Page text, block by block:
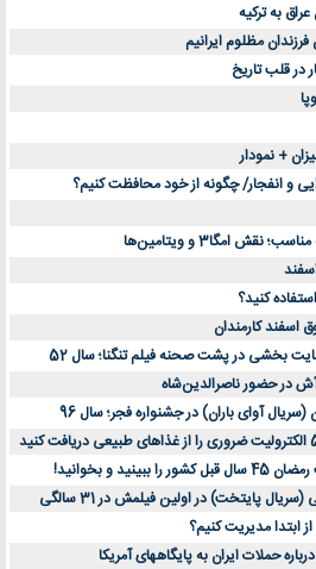
به ترکیه
مظلوم ایرانیم
در قلب تاریخ
+ نمودار
امگا3 و ویتامین‌ها
کنید؟
اسفند کارمندان
بخشی در پشت صحنه فیلم تنگنا؛ سال 52
در حضور ناصرالدین‌شاه
آوای باران) در جشنواره فجر؛ سال 96
و بخوانید!
پایتخت) در اولین فیلمش در 31 سالگی
ابتدا مدیریت کنیم؟
حملات ایران به پایگاههای آمریکا